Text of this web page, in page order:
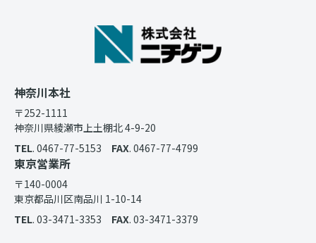
神奈川本社
〒252-1111
神奈川県綾瀬市上土棚北 4-9-20
TEL. 0467-77-5153 FAX. 0467-77-4799
東京営業所
〒140-0004
東京都品川区南品川 1-10-14
TEL. 03-3471-3353 FAX. 03-3471-3379